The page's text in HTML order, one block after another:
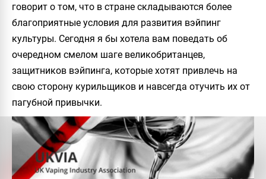
говорит о том, что в стране складываются более
благоприятные условия для развития вэйпинг
культуры. Сегодня я бы хотела вам поведать об
очередном смелом шаге великобританцев,
защитников вэйпинга, которые хотят привлечь на
свою сторону курильщиков и навсегда отучить их от
пагубной привычки.